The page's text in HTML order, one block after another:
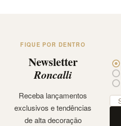
FIQUE POR DENTRO
Newsletter
Roncalli
Receba lançamentos
exclusivos e tendências
de alta decoração